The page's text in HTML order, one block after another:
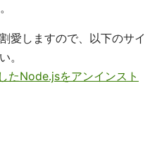
愛しますので、以下のサイ
。
たNode.jsをアンインスト